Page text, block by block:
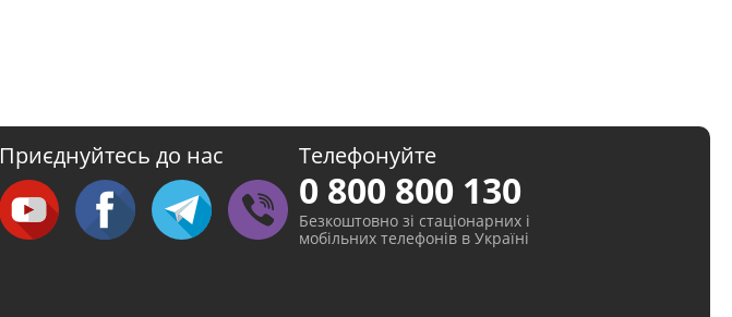
Приєднуйтесь до нас Телефонуйте
0 800 800 130
Безкоштовно зі стаціонарних і
мобільних телефонів в Україні